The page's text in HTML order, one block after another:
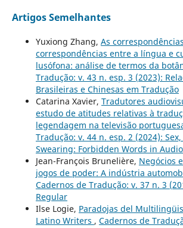
Artigos Semelhantes
Yuxiong Zhang, As
correspondências entre a língua e
lusófona: análise de termos da
Tradução: v. 43 n. esp. 3 (2023):
Brasileiras e Chinesas em Tradução
Catarina Xavier, Tradutores
estudo de atitudes relativas à
legendagem na televisão
Tradução: v. 44 n. esp. 2 (2024):
Swearing: Forbidden Words in
Jean-François Brunelière, Negócios
jogos de poder: A indústria
Cadernos de Tradução: v. 37 n. 3
Regular
Ilse Logie, Paradojas del
Latino Writers , Cadernos de